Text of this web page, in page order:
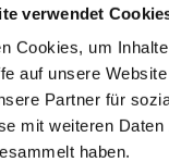
verwendet
Cookies, um
auf unsere
Partner für
mit weiteren
haben.
- 12 Kandidaten